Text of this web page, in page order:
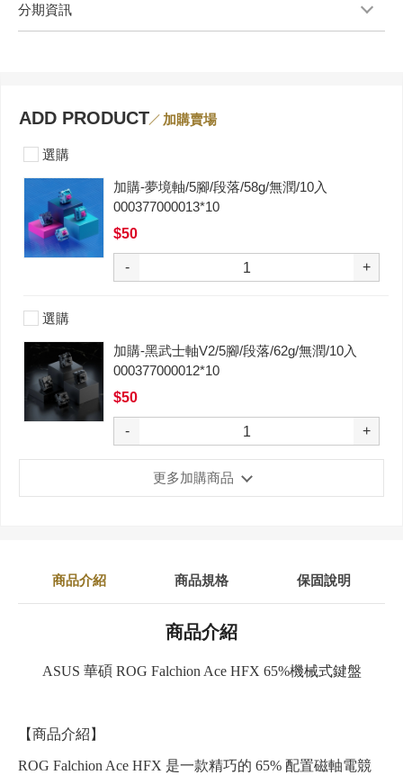
分期資訊
ADD PRODUCT 加購賣場
選購
加購-夢境軸/5腳/段落/58g/無潤/10入
000377000013*10
$50
- +
選購
加購-黑武士軸V2/5腳/段落/62g/無潤/10入
000377000012*10
$50
- +
更多加購商品
商品介紹 商品規格 保固說明
商品介紹
ASUS 華碩 ROG Falchion Ace HFX 65%機械式鍵盤
【商品介紹】
ROG Falchion Ace HFX 是一款精巧的 65% 配置磁軸電競